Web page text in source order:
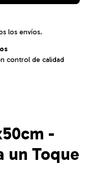
los envíos.
control de calidad
-
un Toque